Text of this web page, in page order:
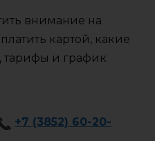
внимание на
картой, какие
тарифы и график
+7 (3852) 60-20-